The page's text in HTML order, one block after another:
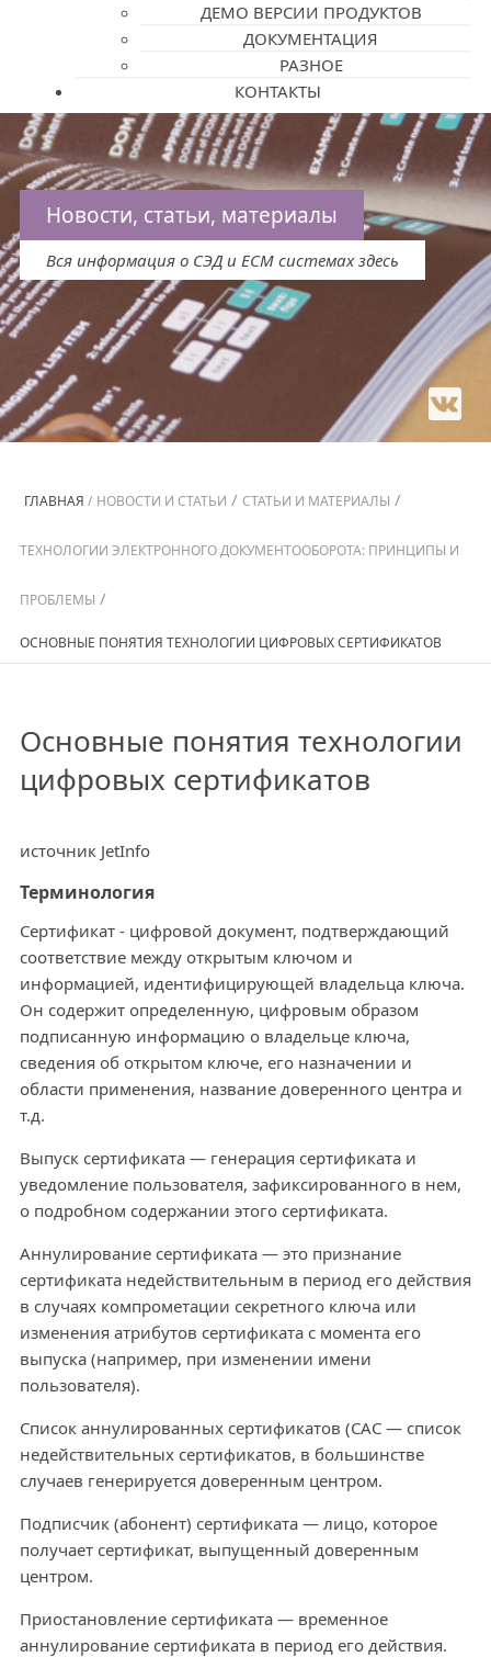
ДЕМО ВЕРСИИ ПРОДУКТОВ
ДОКУМЕНТАЦИЯ
РАЗНОЕ
КОНТАКТЫ
Новости, статьи, материалы
Вся информация о СЭД и ECM системах здесь
ГЛАВНАЯ / НОВОСТИ И СТАТЬИ / СТАТЬИ И МАТЕРИАЛЫ /
ТЕХНОЛОГИИ ЭЛЕКТРОННОГО ДОКУМЕНТООБОРОТА: ПРИНЦИПЫ И
ПРОБЛЕМЫ /
ОСНОВНЫЕ ПОНЯТИЯ ТЕХНОЛОГИИ ЦИФРОВЫХ СЕРТИФИКАТОВ
Основные понятия технологии
цифровых сертификатов
источник JetInfo
Терминология
Сертификат - цифровой документ, подтверждающий
соответствие между открытым ключом и
информацией, идентифицирующей владельца ключа.
Он содержит определенную, цифровым образом
подписанную информацию о владельце ключа,
сведения об открытом ключе, его назначении и
области применения, название доверенного центра и
т.д.
Выпуск сертификата — генерация сертификата и
уведомление пользователя, зафиксированного в нем,
о подробном содержании этого сертификата.
Аннулирование сертификата — это признание
сертификата недействительным в период его действия
в случаях компрометации секретного ключа или
изменения атрибутов сертификата с момента его
выпуска (например, при изменении имени
пользователя).
Список аннулированных сертификатов (САС — список
недействительных сертификатов, в большинстве
случаев генерируется доверенным центром.
Подписчик (абонент) сертификата — лицо, которое
получает сертификат, выпущенный доверенным
центром.
Приостановление сертификата — временное
аннулирование сертификата в период его действия.